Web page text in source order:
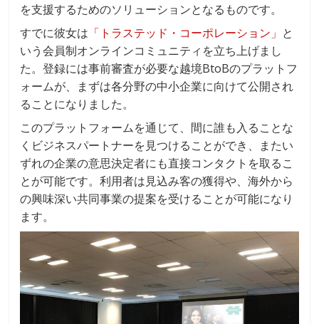
を支援するためのソリューションとなるものです。
すでに彼女は 「トラステッド・コーポレーション」 と
いう会員制オンラインコミュニティを立ち上げまし
た。登録には事前審査が必要な越境BtoBのプラットフ
ォームが、まずは各分野の中小企業に向けて公開され
ることになりました。
このプラットフォームを通じて、間に誰も入ることな
くビジネスパートナーを見つけることができ、またい
ずれの企業の意思決定者にも直接コンタクトを取るこ
とが可能です。利用者は見込み客の獲得や、海外から
の興味深い共同事業の提案を受けることが可能になり
ます。